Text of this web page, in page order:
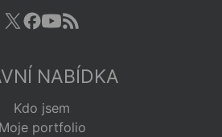
NABÍDKA
Kdo jsem
Moje portfolio